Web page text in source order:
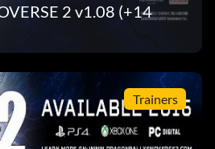
2 v1.08 (+14
Trainers